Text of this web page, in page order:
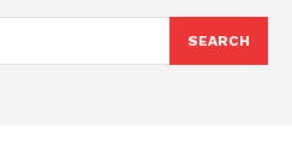
SEARCH